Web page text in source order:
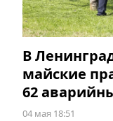
В
майские
62
04 мая 18:51